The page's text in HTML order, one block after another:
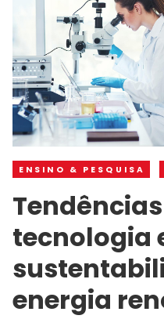
ENSINO & PESQUISA
tecnologia
energia